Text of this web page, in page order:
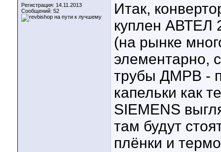
Регистрация: 14.11.2013
Сообщений: 52
Итак,
куплен АВТЕЛ
(на рынке
элементарно,
трубы ДМРВ -
капельки как
SIEMENS
там будут
плёнки и